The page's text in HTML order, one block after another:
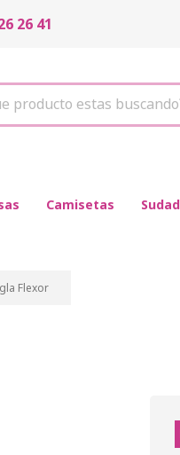
26 41
producto estas
Camisetas
Flexor